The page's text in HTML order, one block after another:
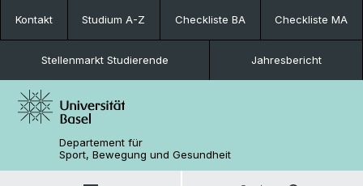
Kontakt Studium A-Z Checkliste BA Checkliste MA
Stellenmarkt Studierende Jahresbericht
Departement für
Sport, Bewegung und Gesundheit